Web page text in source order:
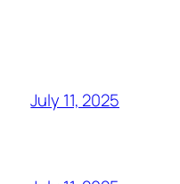
July 11, 2025